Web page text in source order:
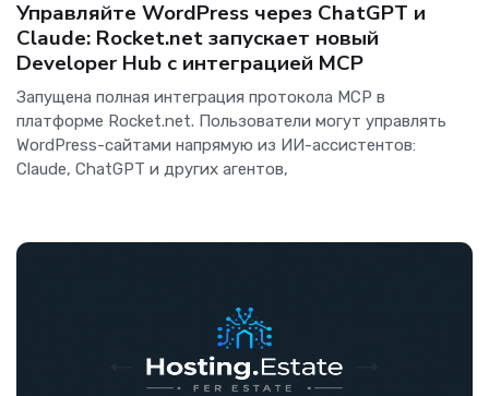
Управляйте WordPress через ChatGPT и
Claude: Rocket.net запускает новый
Developer Hub с интеграцией MCP
Запущена полная интеграция протокола MCP в
платформе Rocket.net. Пользователи могут управлять
WordPress-сайтами напрямую из ИИ-ассистентов:
Claude, ChatGPT и других агентов,